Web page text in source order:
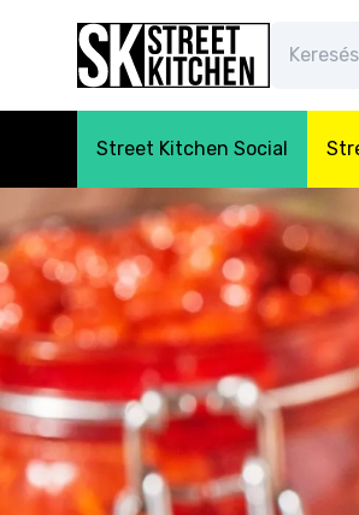
Street Kitchen Social